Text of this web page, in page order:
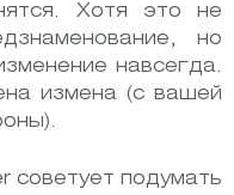
Хотя это не
но
навсегда.
измена (с вашей
советует подумать